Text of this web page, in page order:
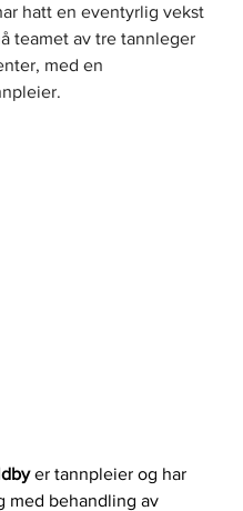
hatt en eventyrlig vekst
teamet av tre tannleger
med en
er tannpleier og har
med behandling av